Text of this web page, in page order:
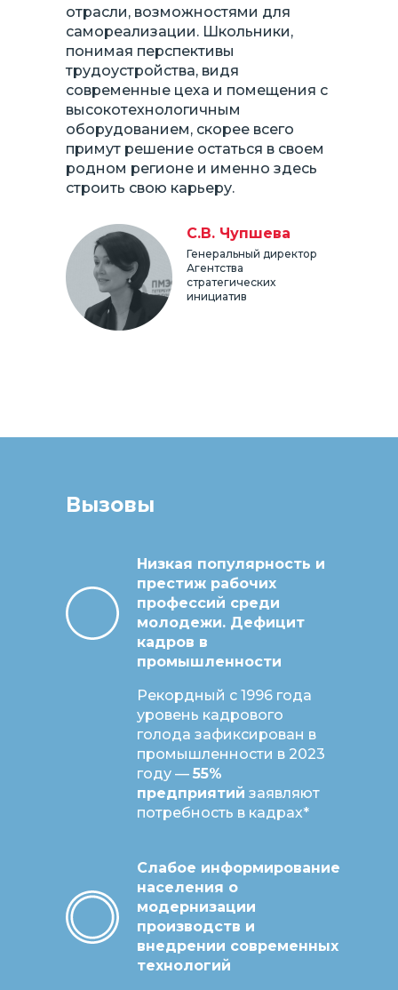
отрасли, возможностями для
самореализации. Школьники,
понимая перспективы
трудоустройства, видя
современные цеха и помещения с
высокотехнологичным
оборудованием, скорее всего
примут решение остаться в своем
родном регионе и именно здесь
строить свою карьеру.
С.В. Чупшева
Генеральный директор
Агентства
стратегических
инициатив
Вызовы
Низкая популярность и
престиж рабочих
профессий среди
молодежи. Дефицит
кадров в
промышленности
Рекордный с 1996 года
уровень кадрового
голода зафиксирован в
промышленности в 2023
году — 55%
предприятий заявляют
потребность в кадрах*
Слабое информирование
населения о
модернизации
производств и
внедрении современных
технологий